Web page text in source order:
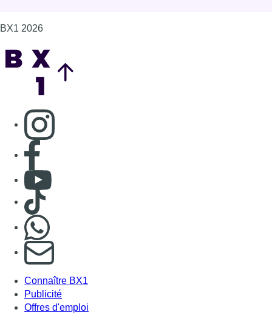
BX1 2026
Consulter page Instagram
Consulter page Facebook
Consulter Youtube
Consulter TikTok
S'abonner à notre newsletter
Connaître BX1
Publicité
Offres d'emploi